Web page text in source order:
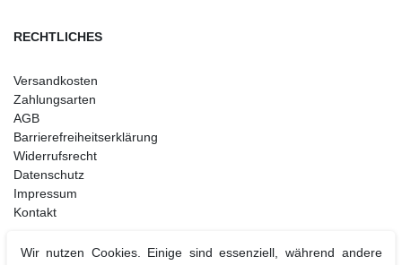
RECHTLICHES
Versandkosten
Zahlungsarten
AGB
Barrierefreiheitserklärung
Widerrufsrecht
Datenschutz
Impressum
Kontakt
Wir nutzen Cookies. Einige sind essenziell, während andere